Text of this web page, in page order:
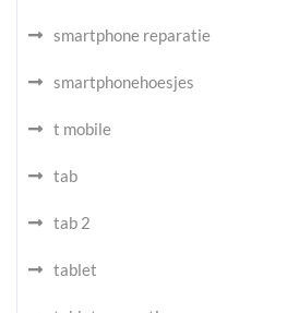
smartphone reparatie
smartphonehoesjes
t mobile
tab
tab 2
tablet